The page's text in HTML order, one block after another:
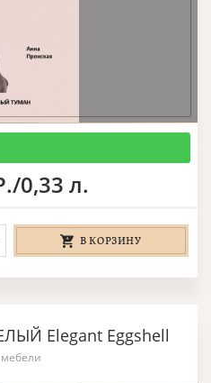
0,33 л.
В КОРЗИНУ
Elegant Eggshell